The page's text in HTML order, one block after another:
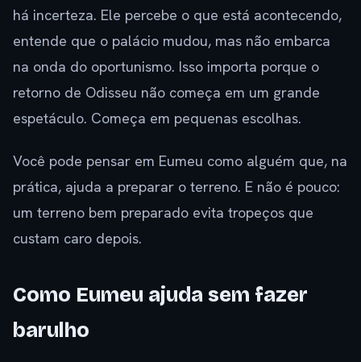
há incerteza. Ele percebe o que está acontecendo,
entende que o palácio mudou, mas não embarca
na onda do oportunismo. Isso importa porque o
retorno de Odisseu não começa em um grande
espetáculo. Começa em pequenas escolhas.
Você pode pensar em Eumeu como alguém que, na
prática, ajuda a preparar o terreno. E não é pouco:
um terreno bem preparado evita tropeços que
custam caro depois.
Como Eumeu ajuda sem fazer
barulho